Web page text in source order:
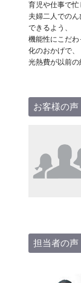
育児や仕事で忙
夫婦二人での
できるよう、
機能性にこだ
化のおかげで、
光熱費が以前の
お客様の声
担当者の声